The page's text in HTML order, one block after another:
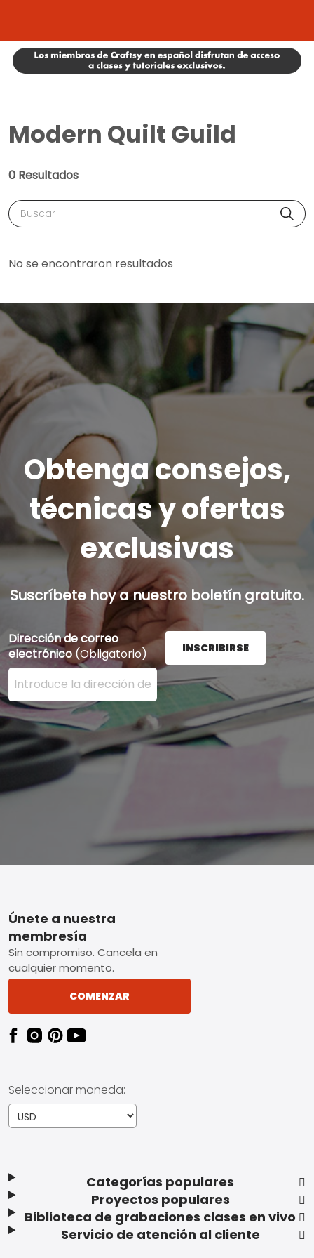
Modern Quilt Guild
0 Resultados
Buscar
No se encontraron resultados
Obtenga consejos,
técnicas y ofertas
exclusivas
Suscríbete hoy a nuestro boletín gratuito.
Dirección de correo
electrónico (Obligatorio)
Ingrese su dirección de correo electrónico aquí y
INSCRIBIRSE
Footer
Categorías populares
Proyectos populares
Biblioteca de grabaciones clases en vivo
Servicio de atención al cliente
Únete a nuestra
membresía
Sin compromiso. Cancela en
cualquier momento.
COMENZAR
Seleccionar moneda: